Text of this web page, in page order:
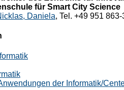
für Smart City Science
Daniela, Tel. +49 951
der Informatik/